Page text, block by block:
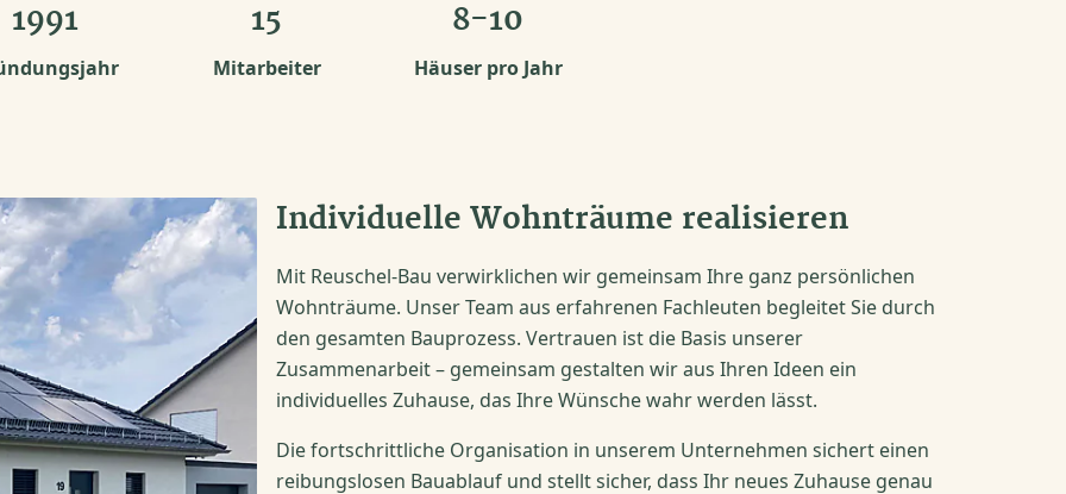
1991 15
Mitarbeiter
8-10
Häuser pro Jahr
Individuelle Wohnträume realisieren
Mit Reuschel-Bau verwirklichen wir gemeinsam Ihre ganz persönlichen
Wohnträume. Unser Team aus erfahrenen Fachleuten begleitet Sie durch
den gesamten Bauprozess. Vertrauen ist die Basis unserer
Zusammenarbeit – gemeinsam gestalten wir aus Ihren Ideen ein
individuelles Zuhause, das Ihre Wünsche wahr werden lässt.
Die fortschrittliche Organisation in unserem Unternehmen sichert einen
reibungslosen Bauablauf und stellt sicher, dass Ihr neues Zuhause genau